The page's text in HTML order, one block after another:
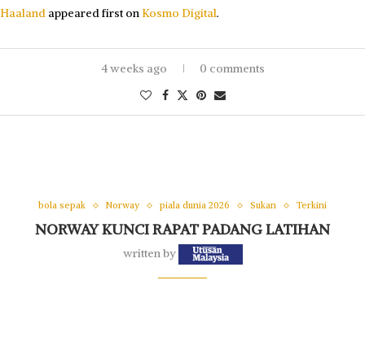
Haaland appeared first on Kosmo Digital.
4 weeks ago 0 comments
bola sepak Norway piala dunia 2026 Sukan Terkini
NORWAY KUNCI RAPAT PADANG LATIHAN
written by